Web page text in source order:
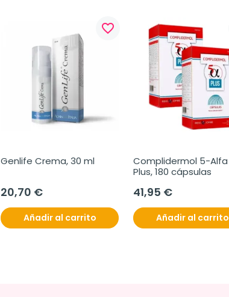
favorite_border
Genlife Crema, 30 ml
20,70 €
Añadir al carrito
Complidermol 5-Alfa
Plus, 180 cápsulas
41,95 €
Añadir al carrito